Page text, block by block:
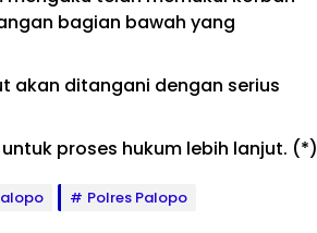
bagian bawah yang
akan ditangani dengan serius
proses hukum lebih lanjut. (*)
Polres Palopo